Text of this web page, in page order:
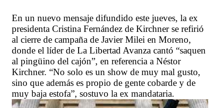
En un nuevo mensaje difundido este jueves, la ex
presidenta Cristina Fernández de Kirchner se refirió
al cierre de campaña de Javier Milei en Moreno,
donde el líder de La Libertad Avanza cantó “saquen
al pingüino del cajón”, en referencia a Néstor
Kirchner. “No solo es un show de muy mal gusto,
sino que además es propio de gente cobarde y de
muy baja estofa”, sostuvo la ex mandataria.